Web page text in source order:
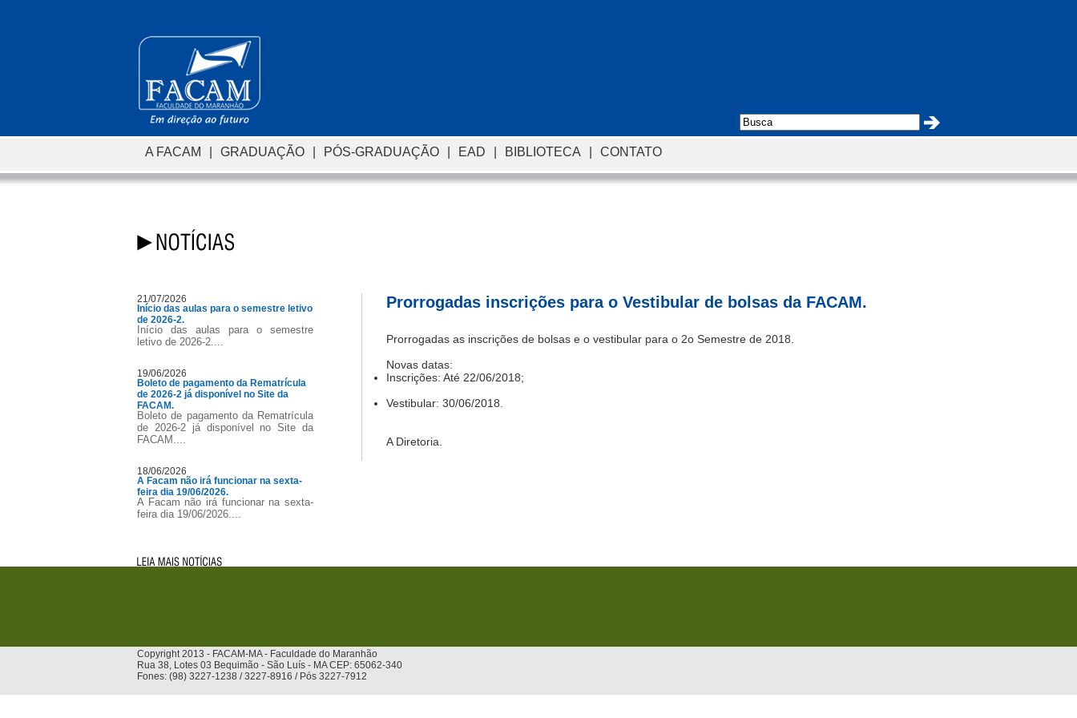
A FACAM | GRADUAÇÃO | PÓS-GRADUAÇÃO | EAD | BIBLIOTECA | CONTATO
21/07/2026
Início das aulas para o semestre letivo
de 2026-2.
Início das aulas para o semestre
letivo de 2026-2....
19/06/2026
Boleto de pagamento da Rematrícula
de 2026-2 já disponível no Site da
FACAM.
Boleto de pagamento da Rematrícula
de 2026-2 já disponível no Site da
FACAM....
18/06/2026
A Facam não irá funcionar na sexta-
feira dia 19/06/2026.
A Facam não irá funcionar na sexta-
feira dia 19/06/2026....
Prorrogadas inscrições para o Vestibular de bolsas da FACAM.
Prorrogadas as inscrições de bolsas e o vestibular para o 2o Semestre de 2018
Novas datas:
Inscrições: Até 22/06/2018;
Vestibular: 30/06/2018.
A Diretoria.
Copyright 2013 - FACAM-MA - Faculdade do Maranhão
Rua 38, Lotes 03 Bequimão - São Luís - MA CEP: 65062-340
Fones: (98) 3227-1238 / 3227-8916 / Pós 3227-7912